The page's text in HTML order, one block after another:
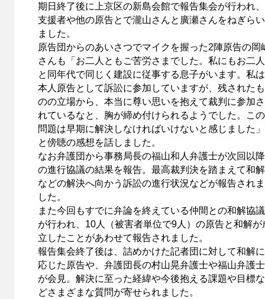
期日終了後に上京区の新島会館で報告集会が行われ、
支援者や他の原告とで瀧山さんと廣瀬さんをねぎらい
ました。
原告団からのあいさつでマイクを握った2陣原告の岡
さんも「お二人ともご苦労さまでした。私にもお二人
と同年代で同じく建設に従事する息子がいます。私は
本人原告として訴訟に参加していますが、残されたも
のの立場から、本当に尊い思いを抱えて裁判に参加さ
れているなと、胸が締め付けられるようでした。この
問題は早期に解決しなければいけないと感じました」
と傍聴の感想を話しました。
なお弁護団から事務局長の福山和人弁護士が次回以降
の進行協議の結果を報告。最高裁判決を踏まえて和解
などの解決へ向かう訴訟の進行状況などが報告されま
した。
また今回もすでに弁論を終えている仲間との和解協議
が行われ、10人（被害者単位で9人）の原告と和解が
立したことがあわせて報告されました。
報告集会終了後は、詰めかけた記者団に対して和解に
応じた原告や、弁護団長の村山晃弁護士や福山弁護士
が会見。解決に至った経緯や今後抱える課題や目標な
どさまざまな質問が寄せられました。